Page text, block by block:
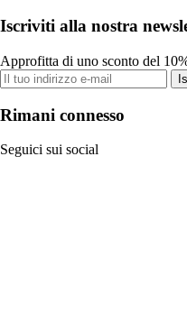
Iscriviti alla nostra
Approfitta di uno sconto del
Rimani connesso
Seguici sui social